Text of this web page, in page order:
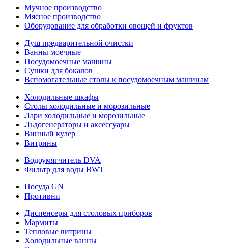
Мучное производство
Мясное производство
Оборудование для обработки овощей и фруктов
Душ предварительной очистки
Ванны моечные
Посудомоечные машины
Сушки для бокалов
Вспомогательные столы к посудомоечным машинам
Холодильные шкафы
Столы холодильные и морозильные
Лари холодильные и морозильные
Льдогенераторы и аксессуары
Винный кулер
Витрины
Водоумягчитель DVA
Фильтр для воды BWT
Посуда GN
Противни
Диспенсеры для столовых приборов
Мармиты
Тепловые витрины
Холодильные ванны